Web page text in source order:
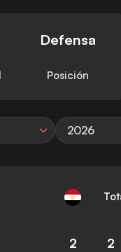
Defensa
Posición
2026
2 2